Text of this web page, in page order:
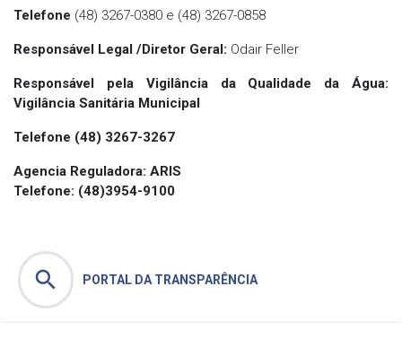
Telefone (48) 3267-0380 e (48) 3267-0858
Responsável Legal /Diretor Geral: Odair Feller
Responsável pela Vigilância da Qualidade da Água:
Vigilância Sanitária Municipal
Telefone (48) 3267-3267
Agencia Reguladora: ARIS
Telefone: (48)3954-9100
search PORTAL DA TRANSPARÊNCIA